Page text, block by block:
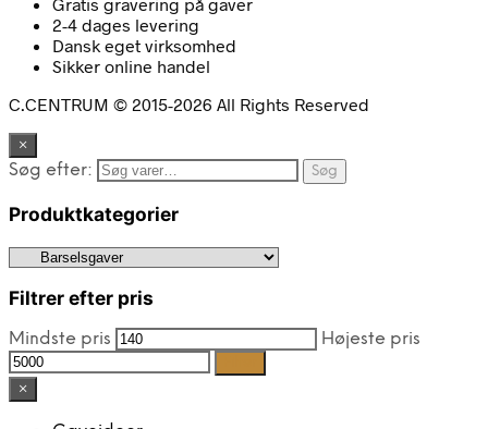
2-4 dages levering
Dansk eget virksomhed
Sikker online handel
C.CENTRUM © 2015-2026 All Rights Reserved
×
Søg efter: Søg
Produktkategorier
Filtrer efter pris
Mindste pris Højeste pris
×